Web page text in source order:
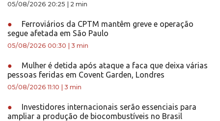
05/08/2026 20:25 2 min
●
Ferroviários da CPTM mantêm greve e operação
segue afetada em São Paulo
05/08/2026 00:30 3 min
●
Mulher é detida após ataque a faca que deixa várias
pessoas feridas em Covent Garden, Londres
05/08/2026 11:10 3 min
●
Investidores internacionais serão essenciais para
ampliar a produção de biocombustíveis no Brasil